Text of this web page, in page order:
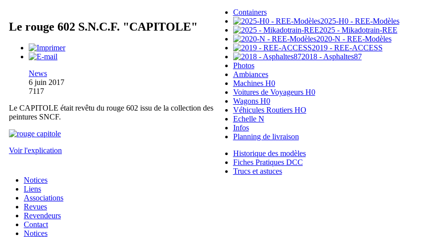
Le rouge 602 S.N.C.F. "CAPITOLE"
News
6 juin 2017
7117
Le CAPITOLE était revêtu du rouge 602 issu de la collection des
peintures SNCF.
Voir l'explication
Containers
2025-H0 - REE-Modèles
2025 - Mikadotrain-REE
2020-N - REE-Modèles
2019 - REE-ACCESS
2018 - Asphaltes87
Photos
Ambiances
Machines H0
Voitures de Voyageurs H0
Wagons H0
Véhicules Routiers HO
Echelle N
Infos
Planning de livraison
Historique des modèles
Fiches Pratiques DCC
Trucs et astuces
Notices
Liens
Associations
Revues
Revendeurs
Contact
Notices